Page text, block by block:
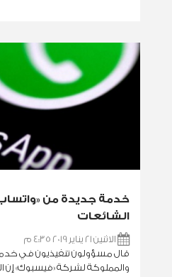
خدمة جديدة من
الشائعات
الاثنين 21 يناير 2019 4:35 م
قال مسؤولون تنفيذيون في
والمملوكة لشركة «فيسبوك»